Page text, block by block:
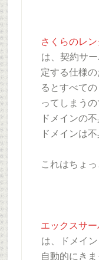
さくらのレ
は、契約サ
定する仕様
るとすべて
ってしまう
ドメインの
ドメインは
これはちょっ
エックスサ
は、ドメイ
自動的にき